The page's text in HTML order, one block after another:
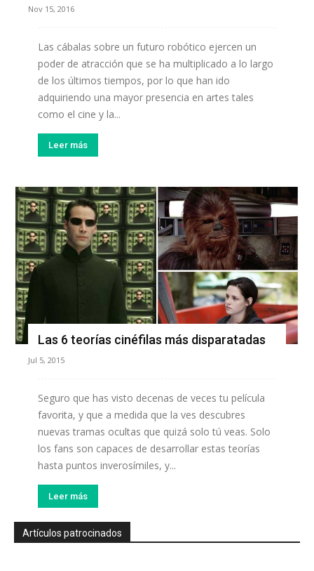
Nov 15, 2016
Las cábalas sobre un futuro robótico ejercen un
poder de atracción que se ha multiplicado a lo largo
de los últimos tiempos, por lo que han ido
adquiriendo una mayor presencia en artes tales
como el cine y la...
Leer más
Las 6 teorías cinéfilas más disparatadas
Jul 5, 2015
Seguro que has visto decenas de veces tu película
favorita, y que a medida que la ves descubres
nuevas tramas ocultas que quizá solo tú veas. Solo
los fans son capaces de desarrollar estas teorías
hasta puntos inverosímiles, y...
Leer más
Artículos patrocinados